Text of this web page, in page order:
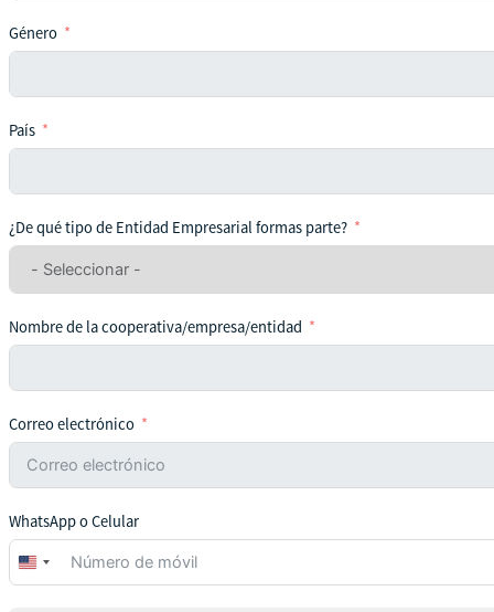
Género
País
¿De qué tipo de Entidad Empresarial formas parte?
Nombre de la cooperativa/empresa/entidad
Correo electrónico
WhatsApp o Celular
United
States